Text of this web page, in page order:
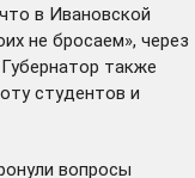
в Ивановской
не бросаем», через
также
студентов и
вопросы